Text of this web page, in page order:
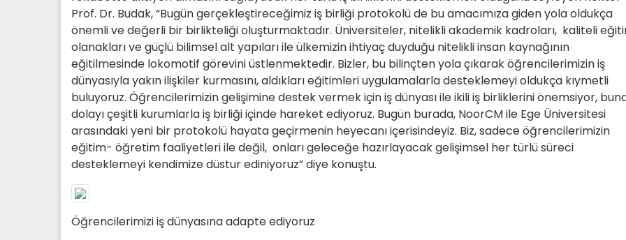
Prof. Dr. Budak, “Bugün gerçekleştireceğimiz iş birliği protokolü de bu amacımıza giden yola oldukça
önemli ve değerli bir birlikteliği oluşturmaktadır. Üniversiteler, nitelikli akademik kadroları, kaliteli
olanakları ve güçlü bilimsel alt yapıları ile ülkemizin ihtiyaç duyduğu nitelikli insan kaynağının
eğitilmesinde lokomotif görevini üstlenmektedir. Bizler, bu bilinçten yola çıkarak öğrencilerimizin iş
dünyasıyla yakın ilişkiler kurmasını, aldıkları eğitimleri uygulamalarla desteklemeyi oldukça kıymetli
buluyoruz. Öğrencilerimizin gelişimine destek vermek için iş dünyası ile ikili iş birliklerini önemsiyor,
dolayı çeşitli kurumlarla iş birliği içinde hareket ediyoruz. Bugün burada, NoorCM ile Ege Üniversitesi
arasındaki yeni bir protokolü hayata geçirmenin heyecanı içerisindeyiz. Biz, sadece öğrencilerimizin
eğitim- öğretim faaliyetleri ile değil, onları geleceğe hazırlayacak gelişimsel her türlü süreci
desteklemeyi kendimize düstur ediniyoruz” diye konuştu.
Öğrencilerimizi iş dünyasına adapte ediyoruz